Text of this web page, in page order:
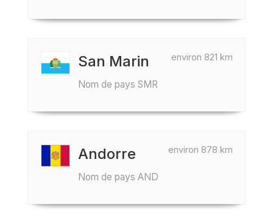
environ 821 km
San Marin
Nom de pays SMR
environ 878 km
Andorre
Nom de pays AND